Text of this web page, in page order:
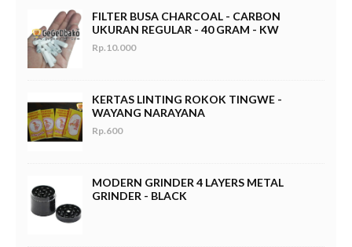
FILTER BUSA CHARCOAL - CARBON
UKURAN REGULAR - 40 GRAM - KW
Rp.10.000
KERTAS LINTING ROKOK TINGWE -
WAYANG NARAYANA
Rp.600
MODERN GRINDER 4 LAYERS METAL
GRINDER - BLACK